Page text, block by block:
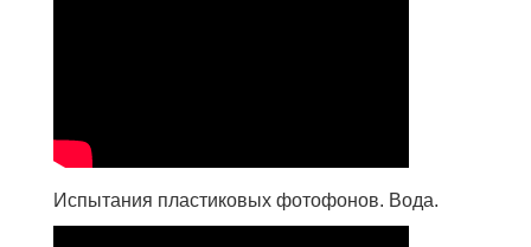
Испытания пластиковых фотофонов. Вода.